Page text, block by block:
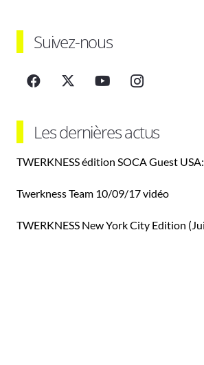
Suivez-nous
Les dernières actus
TWERKNESS édition SOCA Guest
Twerkness Team 10/09/17 vidéo
TWERKNESS New York City Edition